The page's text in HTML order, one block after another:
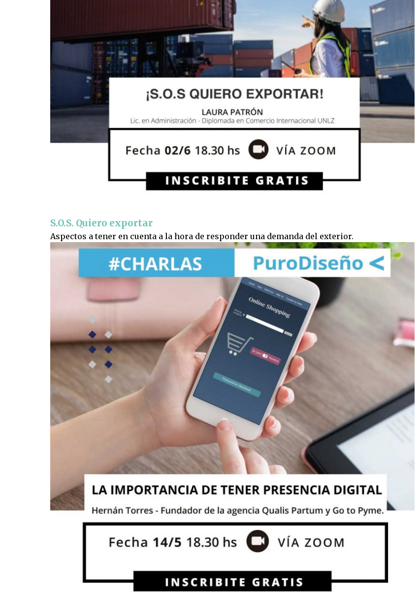
S.O.S. Quiero exportar
Aspectos a tener en cuenta a la hora de responder una demanda del exterior.